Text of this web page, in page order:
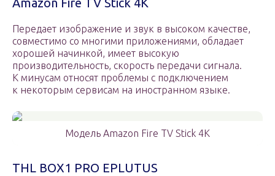
Amazon Fire TV Stick 4K
Передает изображение и звук в высоком качестве,
совместимо со многими приложениями, обладает
хорошей начинкой, имеет высокую
производительность, скорость передачи сигнала.
К минусам относят проблемы с подключением
к некоторым сервисам на иностранном языке.
Модель Amazon Fire TV Stick 4K
THL BOX1 PRO EPLUTUS